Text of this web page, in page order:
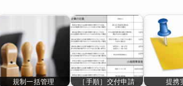
規制一括管理 ［手順］交付申請 提携